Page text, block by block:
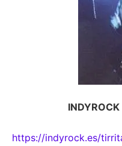
https://indyrock.es/